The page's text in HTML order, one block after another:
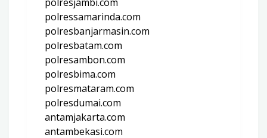
polressamarinda.com
polresbanjarmasin.com
polresbatam.com
polresambon.com
polresbima.com
polresmataram.com
polresdumai.com
antamjakarta.com
antambekasi.com